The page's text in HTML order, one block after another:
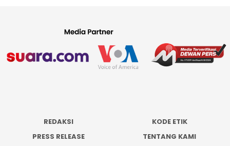
REDAKSI
KODE ETIK
PRESS RELEASE
TENTANG KAMI